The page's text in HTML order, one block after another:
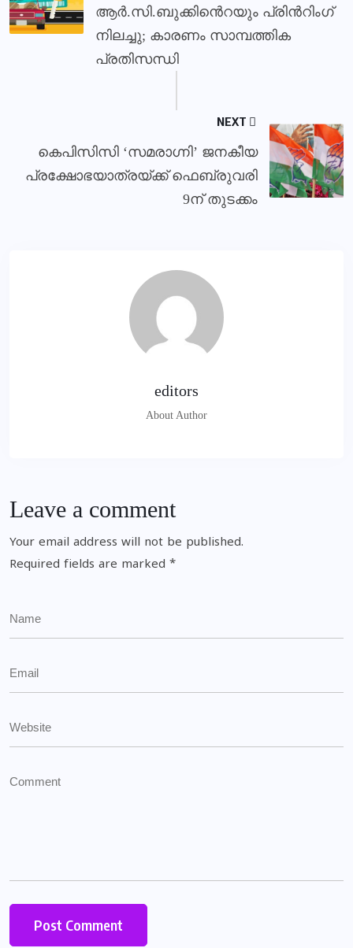
ആർ.സി.ബുക്കിൻെറയും പ്രിൻറിംഗ്
നിലച്ചു; കാരണം സാമ്പത്തിക
പ്രതിസന്ധി
NEXT
കെപിസിസി ‘സമരാഗ്നി’ ജനകീയ
പ്രക്ഷോഭയാത്രയ്ക്ക് ഫെബ്രുവരി
9ന് തുടക്കം
editors
About Author
Leave a comment
Your email address will not be published.
Required fields are marked *